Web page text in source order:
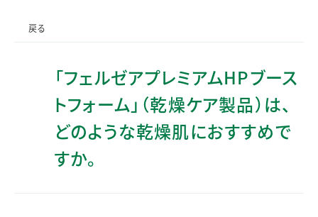
戻る
「フェルゼアプレミアムHPブース
トフォーム」（乾燥ケア製品）は、
どのような乾燥肌におすすめで
すか。